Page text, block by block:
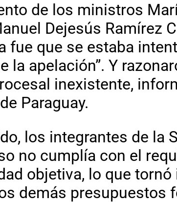
de los ministros
Dejesús Ramírez
fue que se estaba
la apelación”. Y
inexistente,
Paraguay.
los integrantes de la
no cumplía con el
objetiva, lo que tornó
demás presupuestos